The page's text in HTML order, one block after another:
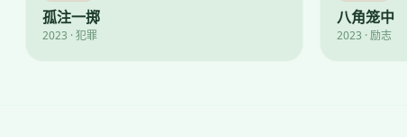
孤注一掷
2023 · 犯罪
八角笼中
2023 · 励志